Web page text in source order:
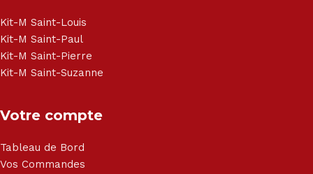
Haier, Sony, Cecotec, Westpoint, Dyson.
Kit-M Saint-Louis
Kit-M Saint-Paul
Kit-M Saint-Pierre
Kit-M Saint-Suzanne
Votre compte
Tableau de Bord
Vos Commandes